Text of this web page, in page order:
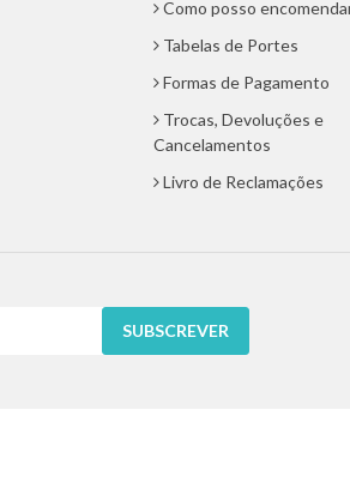
Como posso
Tabelas de Portes
Formas de Pagamento
Trocas, Devoluções e
Cancelamentos
Livro de Reclamações
SUBSCREVER